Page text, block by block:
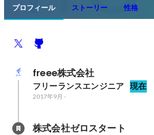
プロフィール ストーリー 性格
freee株式会社
フリーランスエンジニア 現在
2017年9月 -
株式会社ゼロスタート